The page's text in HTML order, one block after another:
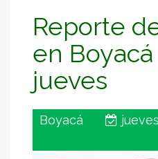
Reporte
en
jueves
Boyacá